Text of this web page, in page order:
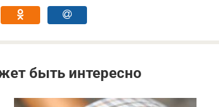
быть интересно